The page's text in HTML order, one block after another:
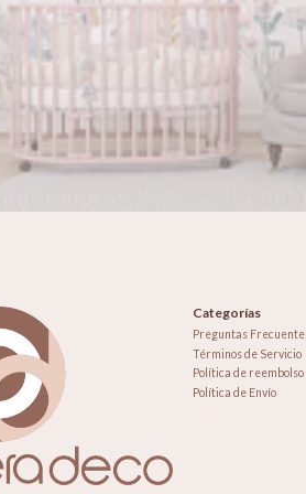
Categorías
Preguntas
Términos de Servicio
Política de reembolso
Política de Envío